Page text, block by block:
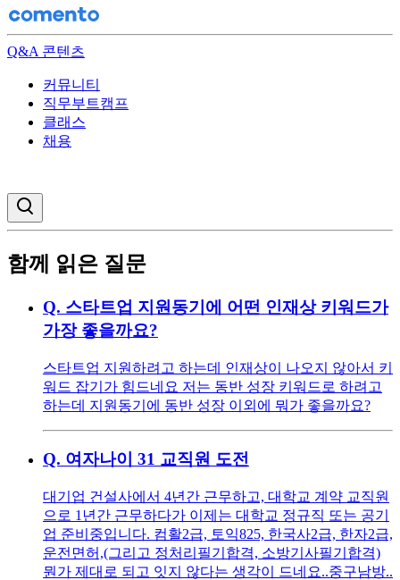
Q&A 콘텐츠
커뮤니티
직무부트캠프
클래스
채용
함께 읽은 질문
Q. 스타트업 지원동기에 어떤 인재상 키워드가
가장 좋을까요?
스타트업 지원하려고 하는데 인재상이 나오지 않아서 키
워드 잡기가 힘드네요 저는 동반 성장 키워드로 하려고
하는데 지원동기에 동반 성장 이외에 뭐가 좋을까요?
Q. 여자나이 31 교직원 도전
대기업 건설사에서 4년간 근무하고, 대학교 계약 교직원
으로 1년간 근무하다가 이제는 대학교 정규직 또는 공기
업 준비중입니다. 컴활2급, 토익825, 한국사2급, 한자2급,
운전면허,(그리고 정처리필기합격, 소방기사필기합격)
뭔가 제대로 되고 잇지 않다는 생각이 드네요..중구남방..